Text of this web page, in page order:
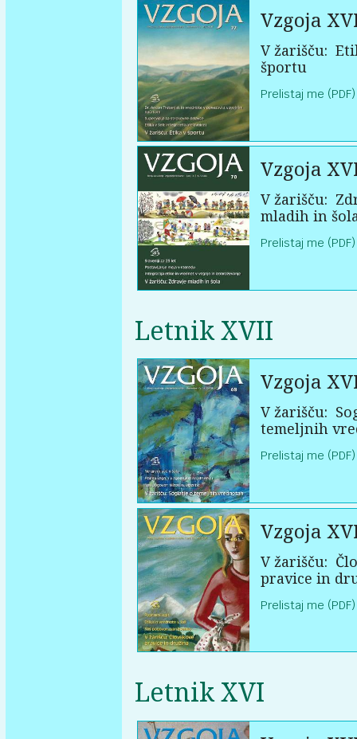
Vzgoja
V žarišču:
športu
Prelistaj me (PDF)
Vzgoja
V žarišču:
mladih in
Prelistaj me (PDF)
Letnik XVII
Vzgoja
V žarišču:
temeljnih
Prelistaj me (PDF)
Vzgoja
V žarišču:
pravice in
Prelistaj me (PDF)
Letnik XVI